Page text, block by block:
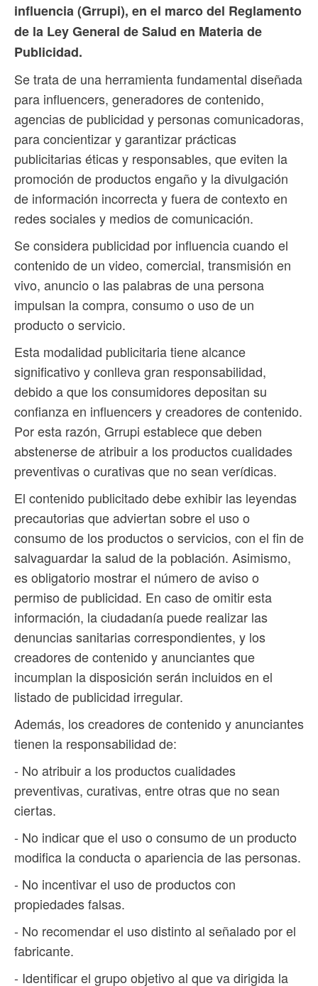
influencia (Grrupi), en el marco del Reglamento
de la Ley General de Salud en Materia de
Publicidad.
Se trata de una herramienta fundamental diseñada
para influencers, generadores de contenido,
agencias de publicidad y personas comunicadoras,
para concientizar y garantizar prácticas
publicitarias éticas y responsables, que eviten la
promoción de productos engaño y la divulgación
de información incorrecta y fuera de contexto en
redes sociales y medios de comunicación.
Se considera publicidad por influencia cuando el
contenido de un video, comercial, transmisión en
vivo, anuncio o las palabras de una persona
impulsan la compra, consumo o uso de un
producto o servicio.
Esta modalidad publicitaria tiene alcance
significativo y conlleva gran responsabilidad,
debido a que los consumidores depositan su
confianza en influencers y creadores de contenido.
Por esta razón, Grrupi establece que deben
abstenerse de atribuir a los productos cualidades
preventivas o curativas que no sean verídicas.
El contenido publicitado debe exhibir las leyendas
precautorias que adviertan sobre el uso o
consumo de los productos o servicios, con el fin de
salvaguardar la salud de la población. Asimismo,
es obligatorio mostrar el número de aviso o
permiso de publicidad. En caso de omitir esta
información, la ciudadanía puede realizar las
denuncias sanitarias correspondientes, y los
creadores de contenido y anunciantes que
incumplan la disposición serán incluidos en el
listado de publicidad irregular.
Además, los creadores de contenido y anunciantes
tienen la responsabilidad de:
- No atribuir a los productos cualidades
preventivas, curativas, entre otras que no sean
ciertas.
- No indicar que el uso o consumo de un producto
modifica la conducta o apariencia de las personas.
- No incentivar el uso de productos con
propiedades falsas.
- No recomendar el uso distinto al señalado por el
fabricante.
- Identificar el grupo objetivo al que va dirigida la